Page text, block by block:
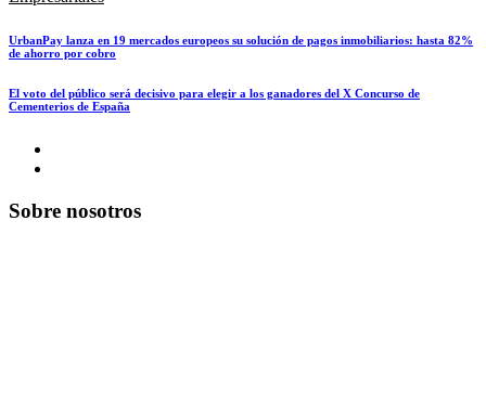
UrbanPay lanza en 19 mercados europeos su solución de pagos inmobiliarios: hasta 82%
de ahorro por cobro
El voto del público será decisivo para elegir a los ganadores del X Concurso de
Cementerios de España
Sobre nosotros